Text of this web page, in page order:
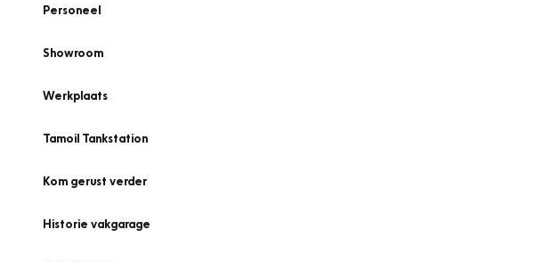
Personeel
Showroom
Werkplaats
Tamoil Tankstation
Kom gerust verder
Historie vakgarage